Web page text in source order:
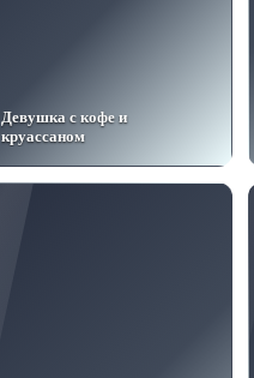
Девушка с кофе и
круассаном